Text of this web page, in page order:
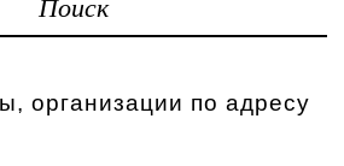
Поиск
организации по адресу